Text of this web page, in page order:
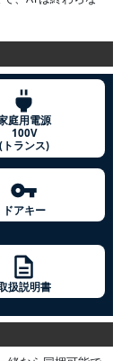
庭用電源
100V
(トランス)
ドアキー
扱説明書